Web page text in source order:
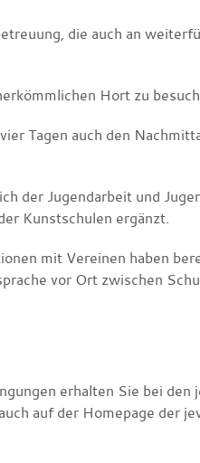
die auch an
Hort zu
Tagen auch den
der Jugendarbeit und
Kunstschulen ergänzt.
mit Vereinen haben
vor Ort zwischen
erhalten Sie bei den
auf der Homepage der